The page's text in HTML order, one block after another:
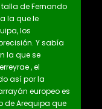
de Fernando
la que le
los
Y sabía
la que se
, el
así por la
europeo es
de Arequipa que